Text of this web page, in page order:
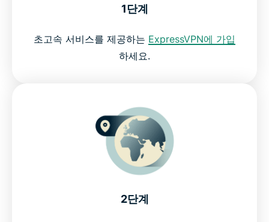
ExpressVPN을 사용해야 하는 이유
1단계
초고속 서비스를 제공하는 ExpressVPN에 가입
하세요.
2단계